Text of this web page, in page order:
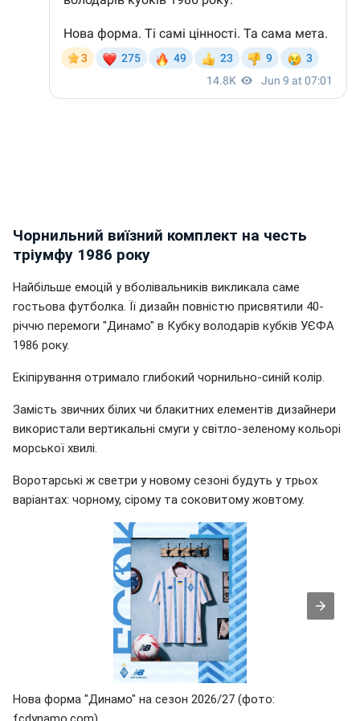
Чорнильний виїзний комплект на честь
тріумфу 1986 року
Найбільше емоцій у вболівальників викликала саме
гостьова футболка. Її дизайн повністю присвятили 40-
річчю перемоги "Динамо" в Кубку володарів кубків УЄФА
1986 року.
Екіпірування отримало глибокий чорнильно-синій колір.
Замість звичних білих чи блакитних елементів дизайнери
використали вертикальні смуги у світло-зеленому кольорі
морської хвилі.
Воротарські ж светри у новому сезоні будуть у трьох
варіантах: чорному, сірому та соковитому жовтому.
Нова форма "Динамо" на сезон 2026/27 (фото: